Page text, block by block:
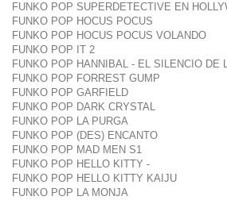
FUNKO POP SUPERDETECTIVE EN
FUNKO POP HOCUS POCUS
FUNKO POP HOCUS POCUS VOLANDO
FUNKO POP IT 2
FUNKO POP HANNIBAL - EL SILENCIO DE
FUNKO POP FORREST GUMP
FUNKO POP GARFIELD
FUNKO POP DARK CRYSTAL
FUNKO POP LA PURGA
FUNKO POP (DES) ENCANTO
FUNKO POP MAD MEN S1
FUNKO POP HELLO KITTY -
FUNKO POP HELLO KITTY KAIJU
FUNKO POP LA MONJA